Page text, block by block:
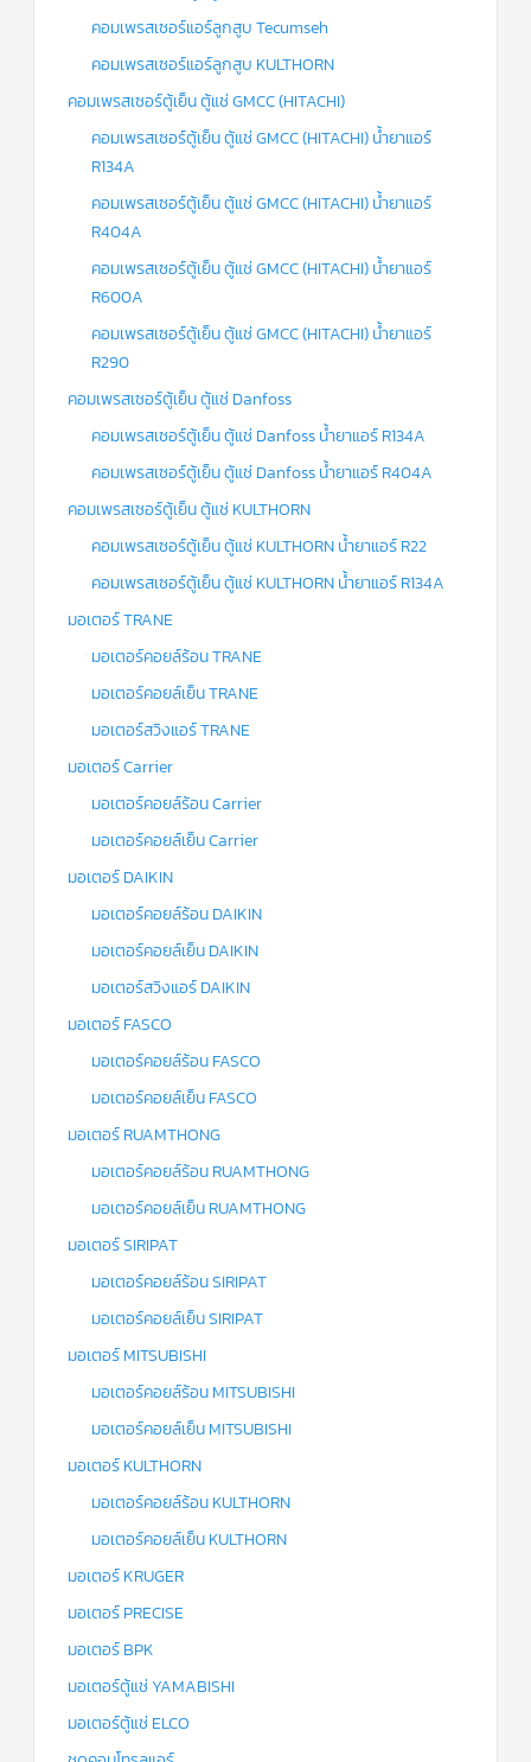
คอมเพรสเซอร์แอร์ลูกสูบ Tecumseh
คอมเพรสเซอร์แอร์ลูกสูบ KULTHORN
คอมเพรสเซอร์ตู้เย็น ตู้แช่ GMCC (HITACHI)
คอมเพรสเซอร์ตู้เย็น ตู้แช่ GMCC (HITACHI) น้ำยาแอร์
R134A
คอมเพรสเซอร์ตู้เย็น ตู้แช่ GMCC (HITACHI) น้ำยาแอร์
R404A
คอมเพรสเซอร์ตู้เย็น ตู้แช่ GMCC (HITACHI) น้ำยาแอร์
R600A
คอมเพรสเซอร์ตู้เย็น ตู้แช่ GMCC (HITACHI) น้ำยาแอร์
R290
คอมเพรสเซอร์ตู้เย็น ตู้แช่ Danfoss
คอมเพรสเซอร์ตู้เย็น ตู้แช่ Danfoss น้ำยาแอร์ R134A
คอมเพรสเซอร์ตู้เย็น ตู้แช่ Danfoss น้ำยาแอร์ R404A
คอมเพรสเซอร์ตู้เย็น ตู้แช่ KULTHORN
คอมเพรสเซอร์ตู้เย็น ตู้แช่ KULTHORN น้ำยาแอร์ R22
คอมเพรสเซอร์ตู้เย็น ตู้แช่ KULTHORN น้ำยาแอร์ R134A
มอเตอร์ TRANE
มอเตอร์คอยล์ร้อน TRANE
มอเตอร์คอยล์เย็น TRANE
มอเตอร์สวิงแอร์ TRANE
มอเตอร์ Carrier
มอเตอร์คอยล์ร้อน Carrier
มอเตอร์คอยล์เย็น Carrier
มอเตอร์ DAIKIN
มอเตอร์คอยล์ร้อน DAIKIN
มอเตอร์คอยล์เย็น DAIKIN
มอเตอร์สวิงแอร์ DAIKIN
มอเตอร์ FASCO
มอเตอร์คอยล์ร้อน FASCO
มอเตอร์คอยล์เย็น FASCO
มอเตอร์ RUAMTHONG
มอเตอร์คอยล์ร้อน RUAMTHONG
มอเตอร์คอยล์เย็น RUAMTHONG
มอเตอร์ SIRIPAT
มอเตอร์คอยล์ร้อน SIRIPAT
มอเตอร์คอยล์เย็น SIRIPAT
มอเตอร์ MITSUBISHI
มอเตอร์คอยล์ร้อน MITSUBISHI
มอเตอร์คอยล์เย็น MITSUBISHI
มอเตอร์ KULTHORN
มอเตอร์คอยล์ร้อน KULTHORN
มอเตอร์คอยล์เย็น KULTHORN
มอเตอร์ KRUGER
มอเตอร์ PRECISE
มอเตอร์ BPK
มอเตอร์ตู้แช่ YAMABISHI
มอเตอร์ตู้แช่ ELCO